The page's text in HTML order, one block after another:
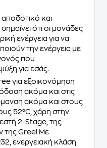
αποδοτικό και
ότι οι μονάδες
ενέργεια για να
την ενέργεια με
που
για εσάς.
για εξοικονόμηση
ακόμα και στις
ακόμα και στους
52°C, χάρη στην
2-Stage, της
της Gree! Με
ενεργειακή κλάση